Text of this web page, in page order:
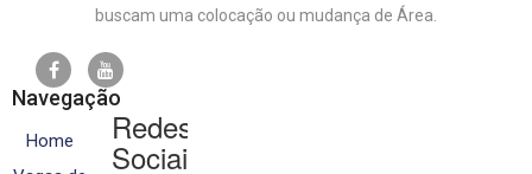
buscam uma colocação ou mudança de Área.
Navegação
Home
Redes
Sociais